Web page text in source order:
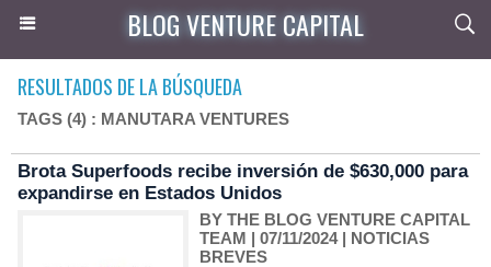
BLOG VENTURE CAPITAL
RESULTADOS DE LA BÚSQUEDA
TAGS (4) : MANUTARA VENTURES
Brota Superfoods recibe inversión de $630,000 para
expandirse en Estados Unidos
BY THE BLOG VENTURE CAPITAL
TEAM | 07/11/2024| NOTICIAS
BREVES